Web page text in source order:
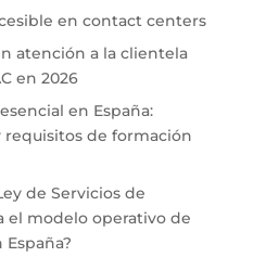
en contact centers
atención a la clientela
en 2026
en España:
requisitos de formación
de Servicios de
el modelo operativo de